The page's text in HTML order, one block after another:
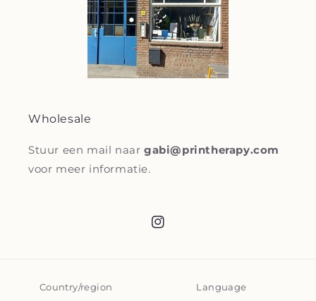
Wholesale
Stuur een mail naar gabi@printherapy.com
voor meer informatie.
Instagram
Country/region Language